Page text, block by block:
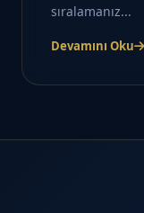
sıralamanız...
Devamını Oku